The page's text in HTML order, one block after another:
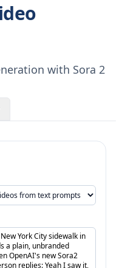
with Sora 2